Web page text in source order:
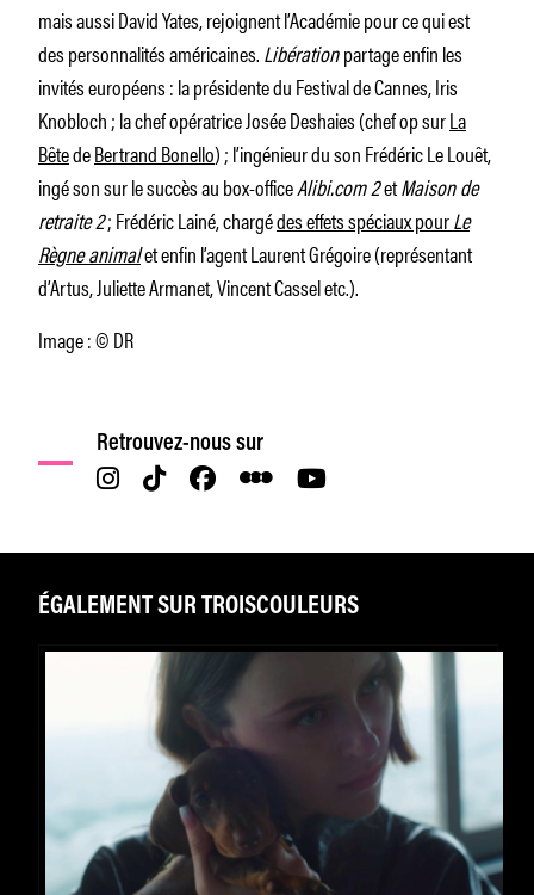
mais aussi David Yates, rejoignent l’Académie pour ce qui est
des personnalités américaines.Libérationpartage enfin les
invités européens : la présidente du Festival de Cannes, Iris
Knobloch ; la chef opératrice Josée Deshaies (chef op surLa
BêtedeBertrand Bonello) ; l’ingénieur du son Frédéric Le Louêt,
ingé son sur le succès au box-officeAlibi.com 2etMaison de
retraite 2; Frédéric Lainé, chargédes effets spéciaux pourLe
Règne animalet enfin l’agent Laurent Grégoire (représentant
d’Artus, Juliette Armanet, Vincent Cassel etc.).
Image : © DR
Retrouvez-nous sur
ÉGALEMENT SUR TROISCOULEURS